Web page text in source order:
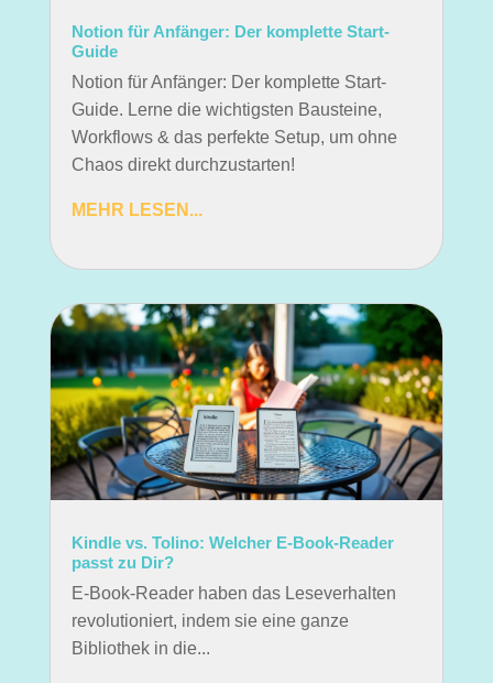
Notion für Anfänger: Der komplette Start-
Guide
Notion für Anfänger: Der komplette Start-
Guide. Lerne die wichtigsten Bausteine,
Workflows & das perfekte Setup, um ohne
Chaos direkt durchzustarten!
MEHR LESEN...
Kindle vs. Tolino: Welcher E-Book-Reader
passt zu Dir?
E-Book-Reader haben das Leseverhalten
revolutioniert, indem sie eine ganze
Bibliothek in die...